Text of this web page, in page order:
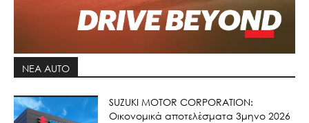
ΝΕΑ AUTO
SUZUKI MOTOR CORPORATION:
Οικονομικά αποτελέσματα 3μηνο 2026